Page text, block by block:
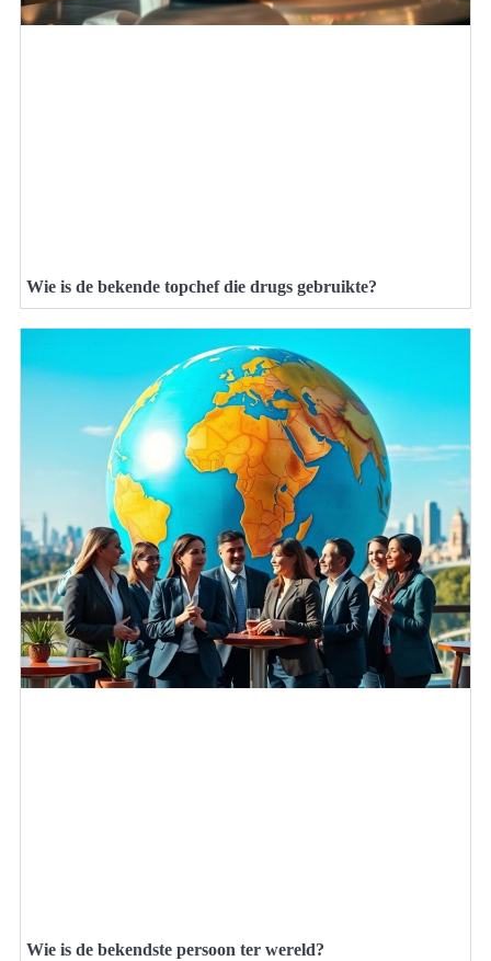
Wie is de bekende topchef die drugs gebruikte?
Wie is de bekendste persoon ter wereld?